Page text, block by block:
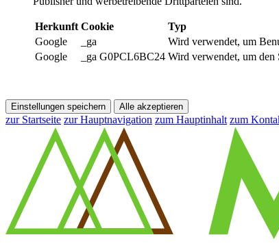
Herkunft Cookie Typ
Google
_ga Wird verwendet, um
Google
_ga G0PCL6BC24 Wird verwendet, um den
Einstellungen speichern Alle akzeptieren
zur Startseite zur Hauptnavigation zum Hauptinhalt zum